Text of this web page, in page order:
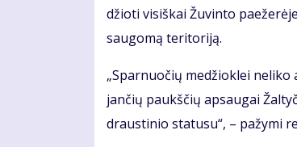
džio­ti vi­siš­kai Žu­vin­to
sau­go­mą te­ri­to­ri­ją.
„Spar­nuo­čių me­džiok­lei
jan­čių paukš­čių ap­sau­gai
draus­ti­nio sta­tu­su“, – pa­žy­mi